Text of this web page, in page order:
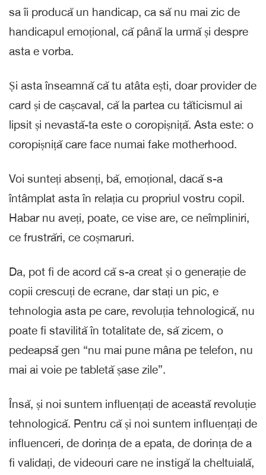
sa îi producă un handicap, ca să nu mai zic de
handicapul emoțional, că până la urmă și despre
asta e vorba.
Și asta înseamnă că tu atâta ești, doar provider de
card și de cașcaval, că la partea cu tăticismul ai
lipsit și nevastă-ta este o coropișniță. Asta este: o
coropișniță care face numai fake motherhood.
Voi sunteți absenți, bă, emoțional, dacă s-a
întâmplat asta în relația cu propriul vostru copil.
Habar nu aveți, poate, ce vise are, ce neîmpliniri,
ce frustrări, ce coșmaruri.
Da, pot fi de acord că s-a creat și o generație de
copii crescuți de ecrane, dar stați un pic, e
tehnologia asta pe care, revoluția tehnologică, nu
poate fi stavilită în totalitate de, să zicem, o
pedeapsǎ gen “nu mai pune mâna pe telefon, nu
mai ai voie pe tabletă șase zile”.
Însă, și noi suntem influențați de această revoluție
tehnologică. Pentru că și noi suntem influențați de
influenceri, de dorința de a epata, de dorința de a
fi validați, de videouri care ne instigă la cheltuială,